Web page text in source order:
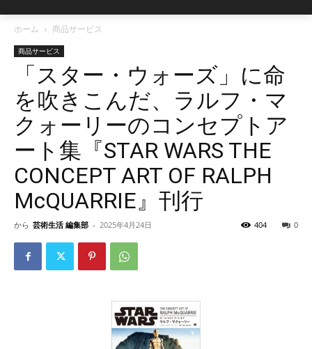
ホーム 商品サービス
商品サービス
「スター・ウォーズ」に命
を吹きこんだ、ラルフ・マ
クォーリーのコンセプトア
ート集『STAR WARS THE
CONCEPT ART OF RALPH
McQUARRIE』刊行
から 芸術生活 編集部 - 2025年4月24日 0
404